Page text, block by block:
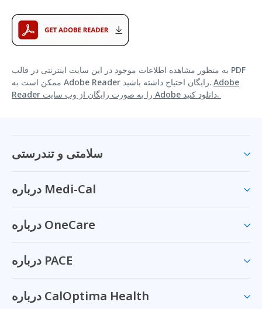
به منظور مشاهده اطلاعات موجود در این سایت اینترنتی در قالب PDF
ممکن است به Adobe Reader رایگان احتیاج داشته باشید. Adobe
Reader را به صورت رایگان از وب سایت Adobe دانلود کنید.
سلامتی و تندرستی
درباره Medi-Cal
درباره OneCare
درباره PACE
درباره CalOptima Health